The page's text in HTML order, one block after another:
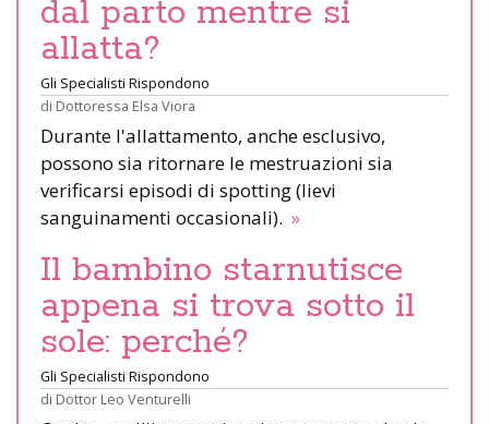
dal parto mentre si
allatta?
Gli Specialisti Rispondono
di Dottoressa Elsa Viora
Durante l'allattamento, anche esclusivo,
possono sia ritornare le mestruazioni sia
verificarsi episodi di spotting (lievi
sanguinamenti occasionali). »
Il bambino starnutisce
appena si trova sotto il
sole: perché?
Gli Specialisti Rispondono
di Dottor Leo Venturelli